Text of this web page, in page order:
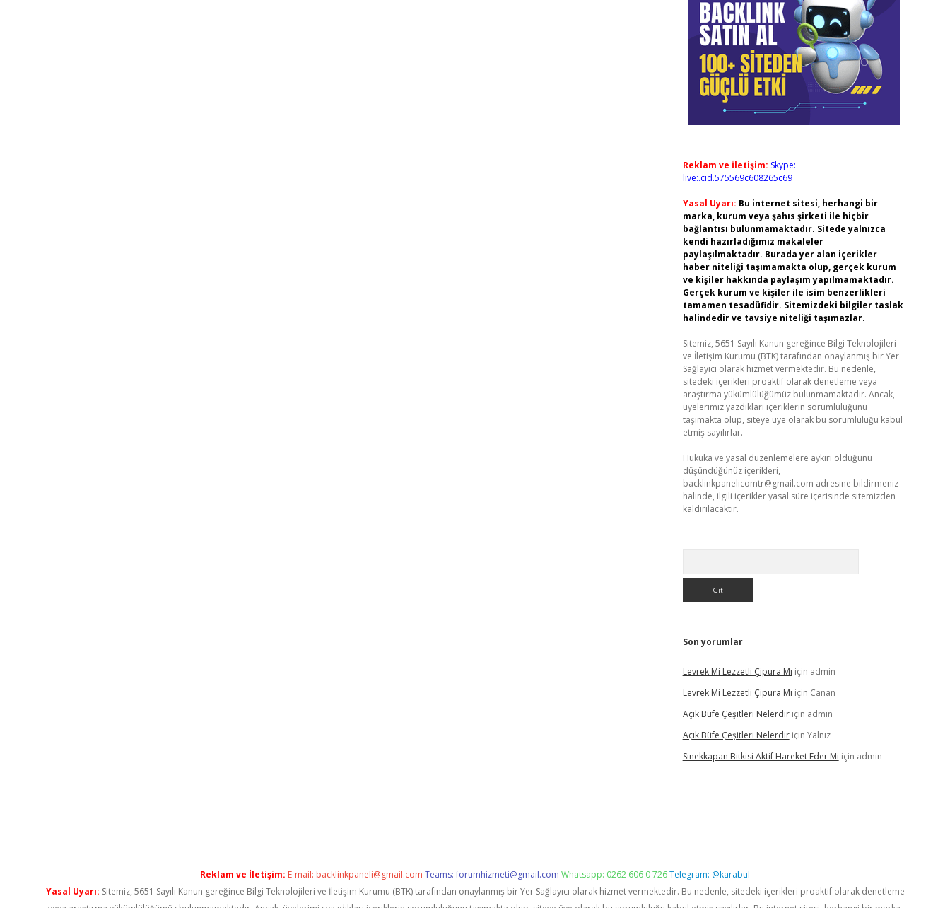
Reklam ve İletişim: Skype:
live:.cid.575569c608265c69
Yasal Uyarı: Bu internet sitesi, herhangi bir
marka, kurum veya şahıs şirketi ile hiçbir
bağlantısı bulunmamaktadır. Sitede yalnızca
kendi hazırladığımız makaleler
paylaşılmaktadır. Burada yer alan içerikler
haber niteliği taşımamakta olup, gerçek kurum
ve kişiler hakkında paylaşım yapılmamaktadır.
Gerçek kurum ve kişiler ile isim benzerlikleri
tamamen tesadüfidir. Sitemizdeki bilgiler taslak
halindedir ve tavsiye niteliği taşımazlar.
Sitemiz, 5651 Sayılı Kanun gereğince Bilgi Teknolojileri
ve İletişim Kurumu (BTK) tarafından onaylanmış bir Yer
Sağlayıcı olarak hizmet vermektedir. Bu nedenle,
sitedeki içerikleri proaktif olarak denetleme veya
araştırma yükümlülüğümüz bulunmamaktadır. Ancak,
üyelerimiz yazdıkları içeriklerin sorumluluğunu
taşımakta olup, siteye üye olarak bu sorumluluğu kabul
etmiş sayılırlar.
Hukuka ve yasal düzenlemelere aykırı olduğunu
düşündüğünüz içerikleri,
backlinkpanelicomtr@gmail.com adresine bildirmeniz
halinde, ilgili içerikler yasal süre içerisinde sitemizden
kaldırılacaktır.
Son yorumlar
Levrek Mi Lezzetli Çipura Mı için admin
Levrek Mi Lezzetli Çipura Mı için Canan
Açık Büfe Çeşitleri Nelerdiriçin admin
Açık Büfe Çeşitleri Nelerdiriçin Yalnız
Sinekkapan Bitkisi Aktif Hareket Eder Mi için admin
Reklam ve İletişim: E-mail: backlinkpaneli@gmail.com Teams:forumhizmeti@gmail.com Whatsapp: 0262 606 0 726Telegram: @karabul
Yasal Uyarı: Sitemiz, 5651 Sayılı Kanun gereğince Bilgi Teknolojileri ve İletişim Kurumu (BTK) tarafından onaylanmış bir Yer Sağlayıcı olarak hizmet vermektedir. Bu nedenle, sitedeki içerikleri proaktif olarak denetleme